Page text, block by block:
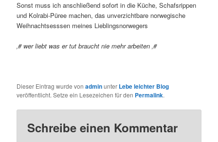
Sonst muss ich anschließend sofort in die Küche, Schafsrippen
und Kolrabi-Püree machen, das unverzichtbare norwegische
Weihnachtsesssen meines Lieblingsnorwegers
‚# wer liebt was er tut braucht nie mehr arbeiten ‚#
Dieser Eintrag wurde vonadminunter Lebe leichter Blog
veröffentlicht. Setze ein Lesezeichen für den Permalink.
Schreibe einen Kommentar